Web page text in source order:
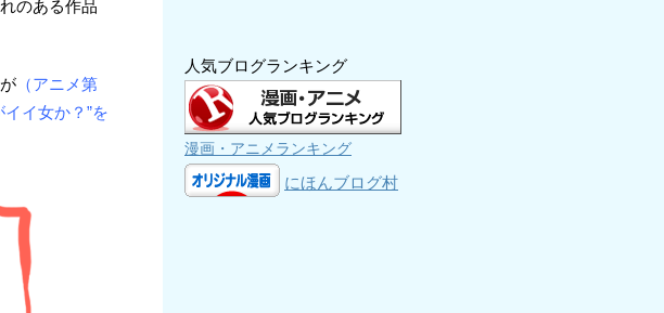
のある作品
（アニメ第
イ女か？”を
人気ブログランキング
漫画・アニメランキング
にほんブログ村